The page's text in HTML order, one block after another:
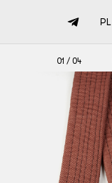
PL
01 / 04